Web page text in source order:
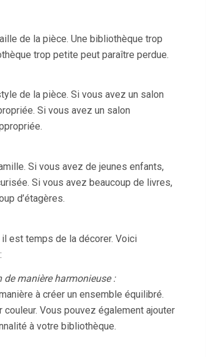
de la pièce. Une bibliothèque trop
trop petite peut paraître perdue.
de la pièce. Si vous avez un salon
Si vous avez un salon
Si vous avez de jeunes enfants,
Si vous avez beaucoup de livres,
d’étagères.
est temps de la décorer. Voici
manière harmonieuse :
à créer un ensemble équilibré.
Vous pouvez également ajouter
à votre bibliothèque.